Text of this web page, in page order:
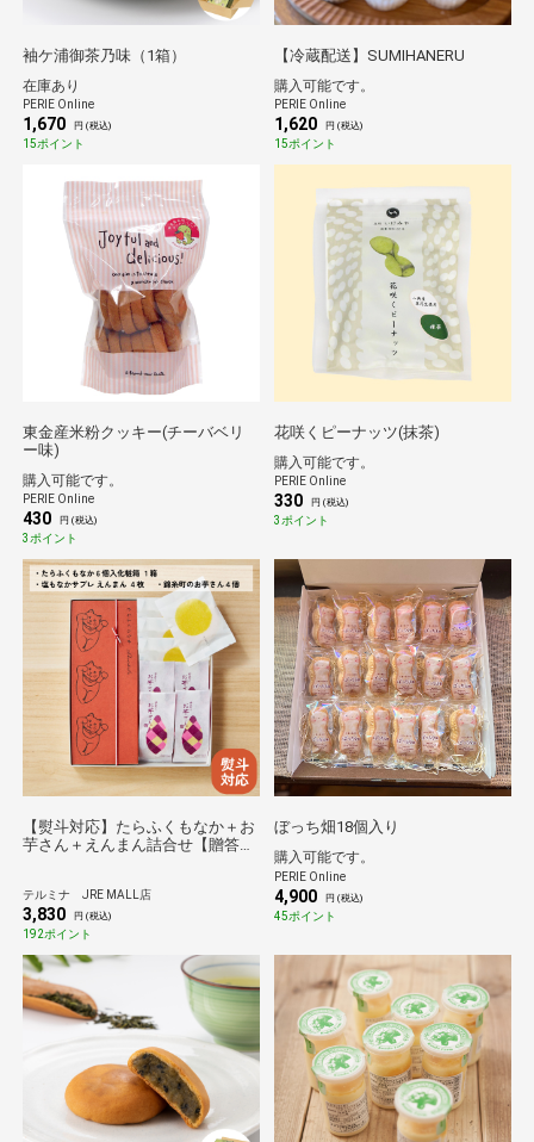
袖ケ浦御茶乃味（1箱）
在庫あり
PERIE Online
1,670 円 (税込)
15ポイント
【冷蔵配送】SUMIHANERU
購入可能です。
PERIE Online
1,620 円 (税込)
15ポイント
東金産米粉クッキー(チーバベリ
ー味)
購入可能です。
PERIE Online
430 円 (税込)
3ポイント
花咲くピーナッツ(抹茶)
購入可能です。
PERIE Online
330 円 (税込)
3ポイント
【熨斗対応】たらふくもなか＋お
芋さん＋えんまん詰合せ【贈答
テルミナ JRE MALL店
3,830 円 (税込)
192ポイント
ぼっち畑18個入り
購入可能です。
PERIE Online
4,900 円 (税込)
45ポイント